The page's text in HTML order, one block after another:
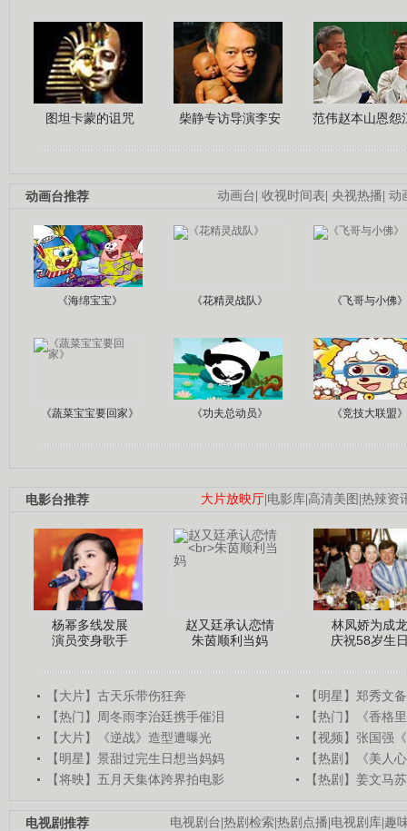
图坦卡蒙的诅咒 柴静专访导演李安 范伟赵本山恩怨
动画台| 收视时间表| 央视热播| 动
动画台推荐
《海绵宝宝》 《花精灵战队》 《飞哥与小佛》
《蔬菜宝宝要回家》 《功夫总动员》 《竞技大联盟》
大片放映厅|电影库|高清美图 |热辣资
电影台推荐
杨幂多线发展
演员变身歌手
赵又廷承认恋情
朱茵顺利当妈
林凤娇为成龙
庆祝58岁生
【大片】古天乐带伤狂奔
【明星】郑秀文
【热门】周冬雨李治廷携手催泪
【热门】《香格
【大片】《逆战》造型遭曝光
【视频】张国强
【明星】景甜过完生日想当妈妈
【热剧】《美人
【将映】五月天集体跨界拍电影
【热剧】姜文马
电视剧台|热剧检索|热剧点播|电视剧库|趣
电视剧推荐